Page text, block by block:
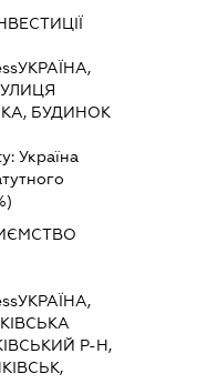
УКРАЇНА,
БУДИНОК
Україна
УКРАЇНА,
Р-Н,